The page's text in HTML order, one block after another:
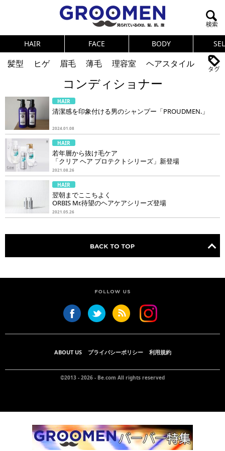
HAIR FACE BODY
髪型 ヒゲ 眉毛 薄毛 理容室
ヘアスタイル
体臭 ニオイ
連載
メンズコスメ
NEWS PICK UP 筋肉
女の本音
テストステロン
健康
スキンケア 食事
調査結果
トレーニング
好印象な男
頭皮ケア
ダイエット
理容室
コンディショナー
HAIR
清潔感を印象付ける男のシャンプー「PROUDMEN.」
2024.01.08
HAIR
若年層から抜け毛ケア
「クリア ヘア プロテクトシリーズ」新登場
2021.08.26
HAIR
翌朝までここちよく
ORBIS Mr.待望のヘアケアシリーズ登場
2021.05.26
ABOUT US プライバシーポリシー 利用規約
©2013 - 2026 - Be.com All rights reserved